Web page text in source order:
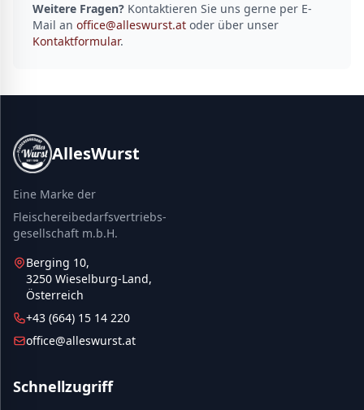
Weitere Fragen? Kontaktieren Sie uns gerne per E-
Mail an office@alleswurst.at oder über unser
Kontaktformular.
AllesWurst
Eine Marke der
Fleischereibedarfsvertriebs-
gesellschaft m.b.H.
Berging 10,
3250 Wieselburg-Land,
Österreich
+43 (664) 15 14 220
office@alleswurst.at
Schnellzugriff